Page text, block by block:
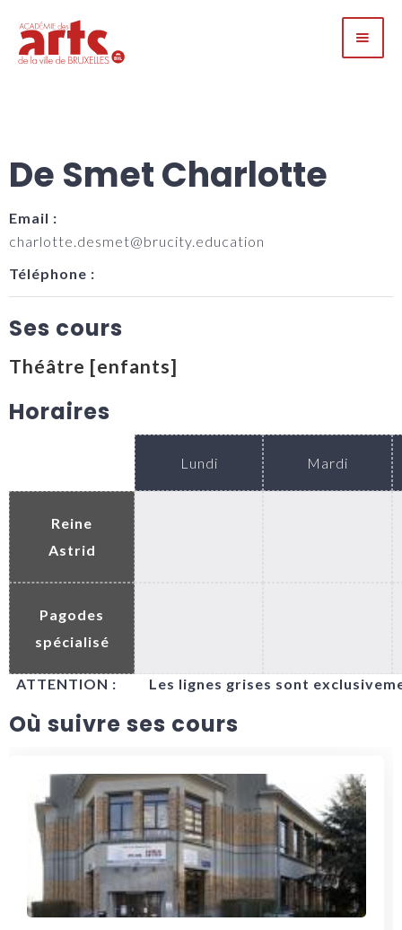
De Smet Charlotte
Email :
charlotte.desmet@brucity.education
Téléphone :
Ses cours
Théâtre [enfants]
Horaires
Lundi Mardi
Reine
Astrid
Pagodes
spécialisé
ATTENTION : Les lignes grises sont
Où suivre ses cours